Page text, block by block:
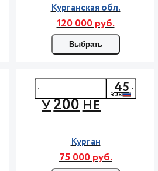
Курганская обл.
120 000 руб.
Выбрать
У200НЕ
45
Курган
75 000 руб.